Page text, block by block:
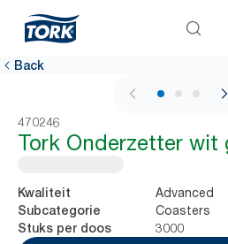
Back
1 / 3
470246
Tork Onderzetter wit
Kwaliteit Advanced
Subcategorie Coasters
Stuks per doos
3000